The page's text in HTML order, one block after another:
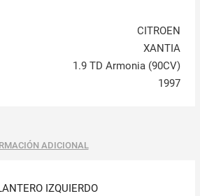
CITROEN
XANTIA
1.9 TD Armonia (90CV)
1997
ADICIONAL
IZQUIERDO